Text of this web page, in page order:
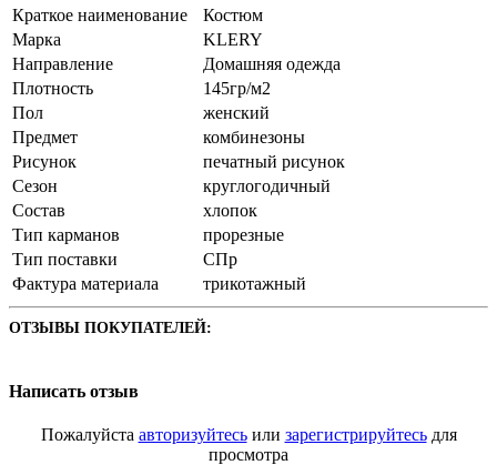
Краткое наименование
Костюм
Марка
KLERY
Направление
Домашняя одежда
Плотность
145гр/м2
Пол
женский
Предмет
комбинезоны
Рисунок
печатный рисунок
Сезон
круглогодичный
Состав
хлопок
Тип карманов
прорезные
Тип поставки
СПр
Фактура материала
трикотажный
ОТЗЫВЫ ПОКУПАТЕЛЕЙ:
Написать отзыв
Пожалуйста авторизуйтесьили зарегистрируйтесьдля
просмотра